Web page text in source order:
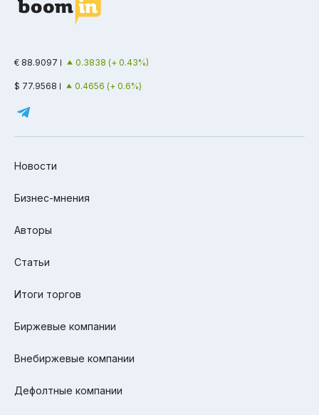
€ 88.9097 0.3838 (+ 0.43%)
$ 77.9568 0.4656 (+ 0.6%)
Новости
Бизнес-мнения
Авторы
Статьи
Итоги торгов
Биржевые компании
Внебиржевые компании
Дефолтные компании